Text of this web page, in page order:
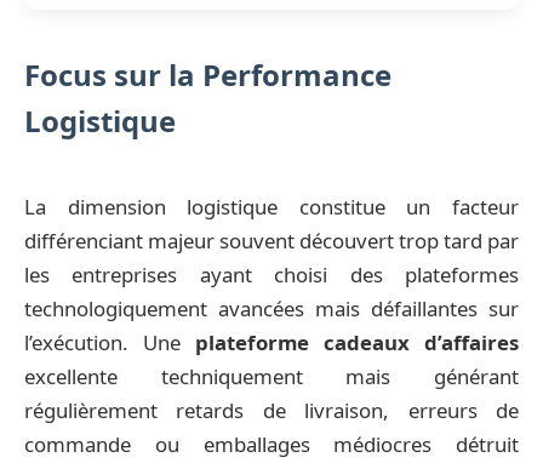
Focus sur la Performance
Logistique
La dimension logistique constitue un facteur
différenciant majeur souvent découvert trop tard par
les entreprises ayant choisi des plateformes
technologiquement avancées mais défaillantes sur
l’exécution. Une plateforme cadeaux d’affaires
excellente techniquement mais générant
régulièrement retards de livraison, erreurs de
commande ou emballages médiocres détruit